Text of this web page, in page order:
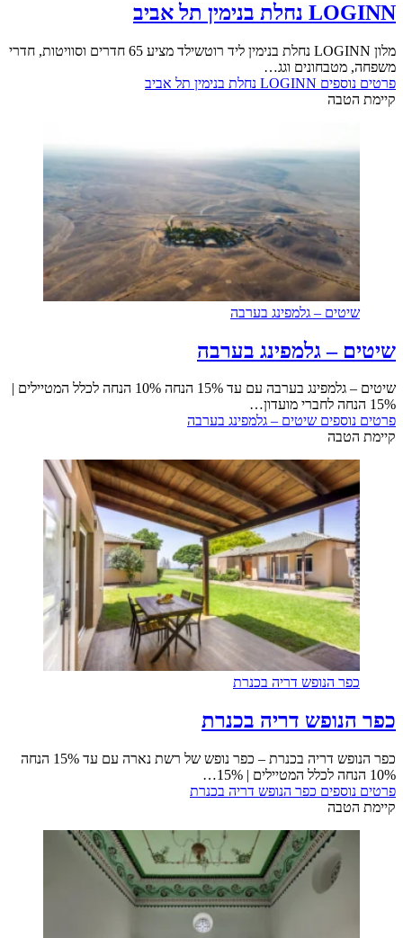
LOGINN נחלת בנימין תל אביב
מלון LOGINN נחלת בנימין ליד רוטשילד מציע 65 חדרים וסוויטות, חדרי
משפחה, מטבחונים וגג…
פרטים נוספים LOGINN נחלת בנימין תל אביב
קיימת הטבה
שיטים – גלמפינג בערבה
שיטים – גלמפינג בערבה
שיטים – גלמפינג בערבה עם עד 15% הנחה 10% הנחה לכלל המטיילים |
15% הנחה לחברי מועדון…
פרטים נוספים שיטים – גלמפינג בערבה
קיימת הטבה
כפר הנופש דריה בכנרת
כפר הנופש דריה בכנרת
כפר הנופש דריה בכנרת – כפר נופש של רשת נארה עם עד 15% הנחה
10% הנחה לכלל המטיילים | 15%…
פרטים נוספים כפר הנופש דריה בכנרת
קיימת הטבה